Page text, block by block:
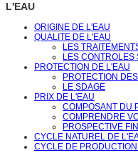
L'EAU
ORIGINE DE L'EAU
QUALITE DE L'EAU
LES
LES CONTROLES
PROTECTION DE L'EAU
PROTECTION
LE SDAGE
PRIX DE L'EAU
COMPOSANT DU
COMPRENDRE
PROSPECTIVE
CYCLE NATUREL DE
CYCLE DE